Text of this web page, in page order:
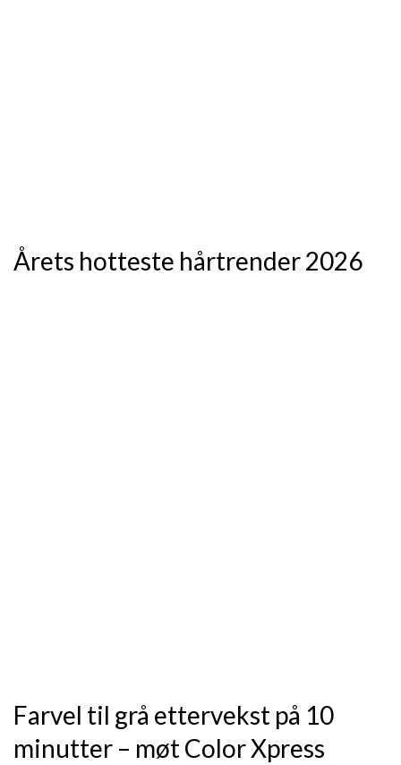
Årets hotteste hårtrender 2026
Farvel til grå ettervekst på 10
minutter – møt Color Xpress